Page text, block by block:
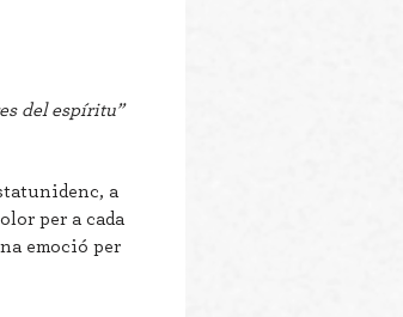
del espíritu”
a
per a cada
emoció per